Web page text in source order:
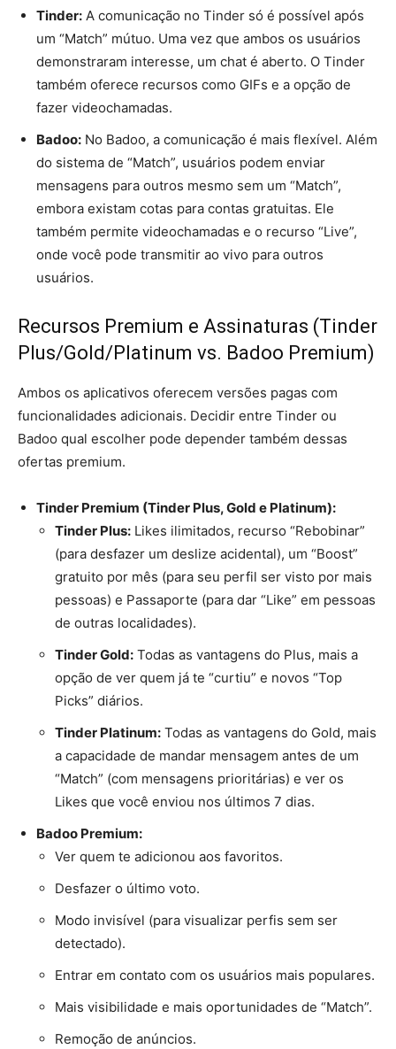
Tinder: A comunicação no Tinder só é possível após
um “Match” mútuo. Uma vez que ambos os usuários
demonstraram interesse, um chat é aberto. O Tinder
também oferece recursos como GIFs e a opção de
fazer videochamadas.
Badoo: No Badoo, a comunicação é mais flexível. Além
do sistema de “Match”, usuários podem enviar
mensagens para outros mesmo sem um “Match”,
embora existam cotas para contas gratuitas. Ele
também permite videochamadas e o recurso “Live”,
onde você pode transmitir ao vivo para outros
usuários.
Recursos Premium e Assinaturas (Tinder
Plus/Gold/Platinum vs. Badoo Premium)
Ambos os aplicativos oferecem versões pagas com
funcionalidades adicionais. Decidir entre Tinder ou
Badoo qual escolher pode depender também dessas
ofertas premium.
Tinder Premium (Tinder Plus, Gold e Platinum):
Tinder Plus: Likes ilimitados, recurso “Rebobinar”
(para desfazer um deslize acidental), um “Boost”
gratuito por mês (para seu perfil ser visto por mais
pessoas) e Passaporte (para dar “Like” em pessoas
de outras localidades).
Tinder Gold: Todas as vantagens do Plus, mais a
opção de ver quem já te “curtiu” e novos “Top
Picks” diários.
Tinder Platinum: Todas as vantagens do Gold, mais
a capacidade de mandar mensagem antes de um
“Match” (com mensagens prioritárias) e ver os
Likes que você enviou nos últimos 7 dias.
Badoo Premium:
Ver quem te adicionou aos favoritos.
Desfazer o último voto.
Modo invisível (para visualizar perfis sem ser
detectado).
Entrar em contato com os usuários mais populares.
Mais visibilidade e mais oportunidades de “Match”.
Remoção de anúncios.